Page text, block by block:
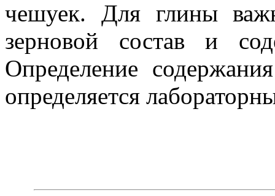
чешуек. Для глины
зерновой состав и
Определение
определяется